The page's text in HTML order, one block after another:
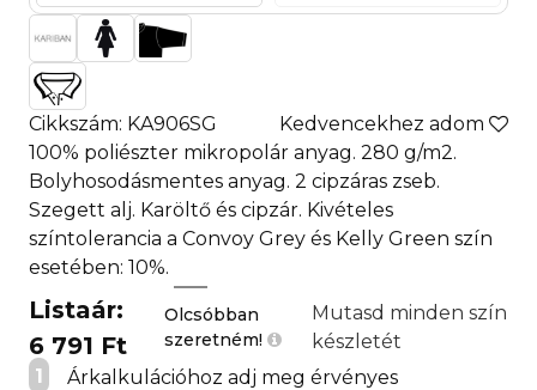
Cikkszám: KA906SG
Kedvencekhez adom
100% poliészter mikropolár anyag. 280 g/m2.
Bolyhosodásmentes anyag. 2 cipzáras zseb.
Szegett alj. Karöltő és cipzár. Kivételes
színtolerancia a Convoy Grey és Kelly Green szín
esetében: 10%.
Listaár:
6 791 Ft
Olcsóbban
szeretném!
Mutasd minden szín
készletét
1
Árkalkulációhoz adj meg érvényes